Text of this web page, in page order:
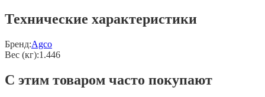
Технические характеристики
Бренд:Agco
Вес (кг):1.446
С этим товаром часто покупают